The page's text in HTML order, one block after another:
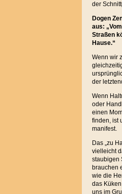
der
Dogen
aus:
Straßen
Hause.“
Wenn wir
der
Wenn
oder
einen
finden, ist
manifest.
Das „zu
vielleicht
staubigen
brauchen
wie die
das
uns im